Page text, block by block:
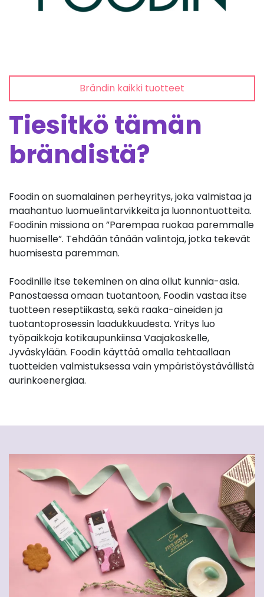
Brändin kaikki tuotteet
Tiesitkö tämän
brändistä?
Foodin on suomalainen perheyritys, joka valmistaa ja
maahantuo luomuelintarvikkeita ja luonnontuotteita.
Foodinin missiona on ”Parempaa ruokaa paremmalle
huomiselle”. Tehdään tänään valintoja, jotka tekevät
huomisesta paremman.
Foodinille itse tekeminen on aina ollut kunnia-asia.
Panostaessa omaan tuotantoon, Foodin vastaa itse
tuotteen reseptiikasta, sekä raaka-aineiden ja
tuotantoprosessin laadukkuudesta. Yritys luo
työpaikkoja kotikaupunkiinsa Vaajakoskelle,
Jyväskylään. Foodin käyttää omalla tehtaallaan
tuotteiden valmistuksessa vain ympäristöystävällistä
aurinkoenergiaa.